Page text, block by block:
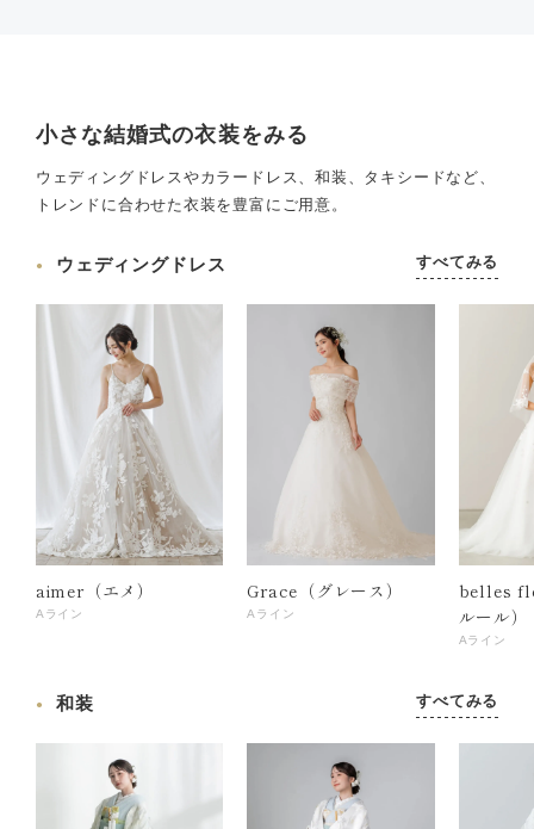
小さな結婚式の衣装をみる
ウェディングドレスやカラードレス、和装、タキシードなど、
トレンドに合わせた衣装を豊富にご用意。
ウェディングドレス すべてみる
aimer（エメ）
Aライン
Grace（グレース）
Aライン
belles
ルール）
Aライン
和装 すべてみる